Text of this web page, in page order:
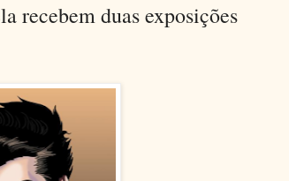
recebem duas exposições